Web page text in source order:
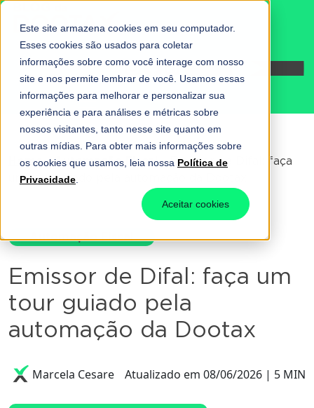
Este site armazena cookies em seu computador.
Esses cookies são usados para coletar
informações sobre como você interage com nosso
site e nos permite lembrar de você. Usamos essas
informações para melhorar e personalizar sua
experiência e para análises e métricas sobre
nossos visitantes, tanto nesse site quanto em
outras mídias. Para obter mais informações sobre
os cookies que usamos, leia nossa Política de
Privacidade
Aceitar cookies
Fale conosco
Home-Automação Fiscal-Emissor de Difal: faça
um tour guiado pela automação da Dootax
Automação Fiscal
Emissor de Difal: faça um
tour guiado pela
automação da Dootax
Marcela Cesare Atualizado em 08/06/2026 | 5 MIN